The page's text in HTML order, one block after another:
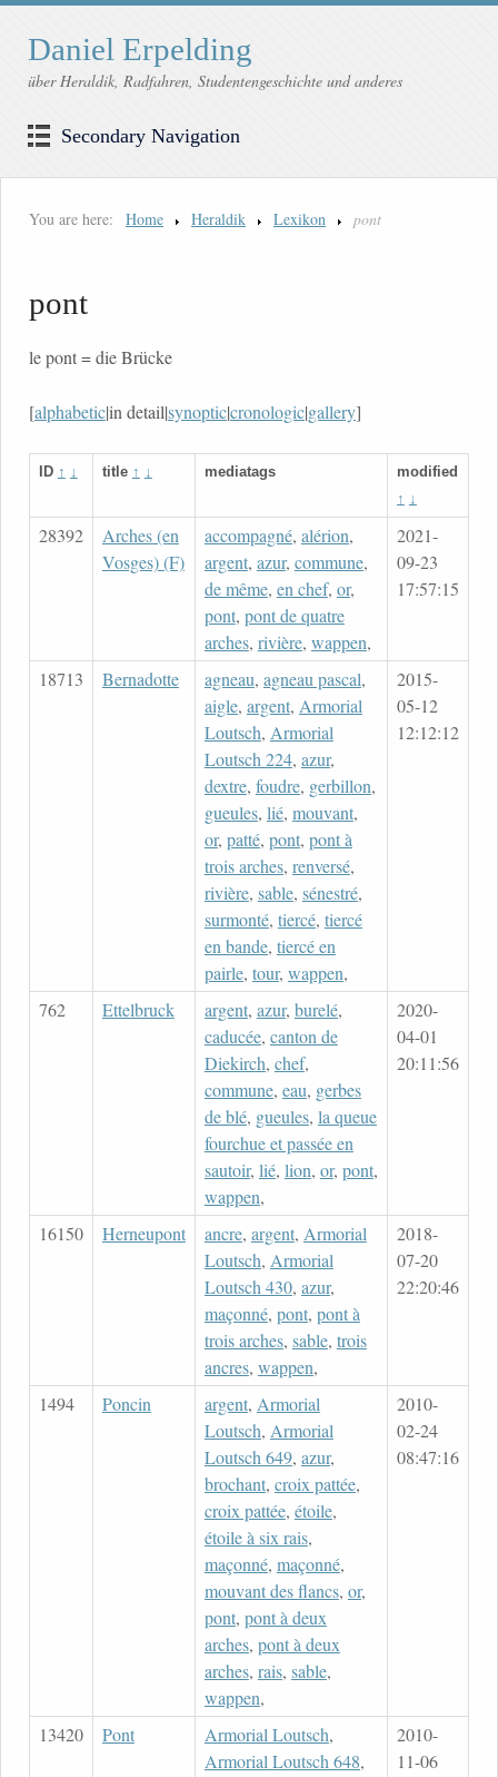
Daniel Erpelding
über Heraldik, Radfahren, Studentengeschichte und anderes
Secondary Navigation
You are here: Home Heraldik Lexikon pont
pont
le pont = die Brücke
[alphabetic|in detail|synoptic|cronologic|gallery]
ID ↑ ↓ title ↑ ↓ mediatags
modified
↑ ↓
28392
Arches (en
Vosges) (F)
accompagné, alérion,
argent, azur, commune,
de même, en chef, or,
pont, pont de quatre
arches, rivière, wappen,
2021-
09-23
17:57:15
18713 Bernadotte agneau, agneau pascal,
aigle, argent, Armorial
Loutsch, Armorial
Loutsch 224, azur,
dextre, foudre, gerbillon,
gueules, lié, mouvant,
or, patté, pont, pont à
trois arches, renversé,
rivière, sable, sénestré,
surmonté, tiercé, tiercé
en bande, tiercé en
pairle, tour, wappen,
2015-
05-12
12:12:12
762 Ettelbruck argent, azur, burelé,
caducée, canton de
Diekirch, chef,
commune, eau, gerbes
de blé, gueules, la queue
fourchue et passée en
sautoir, lié, lion, or, pont,
wappen,
2020-
04-01
20:11:56
16150 Herneupont ancre, argent, Armorial
Loutsch, Armorial
Loutsch 430, azur,
maçonné, pont, pont à
trois arches, sable, trois
ancres, wappen,
2018-
07-20
22:20:46
1494 Poncin argent, Armorial
Loutsch, Armorial
Loutsch 649, azur,
brochant, croix pattée,
croix pattée, étoile,
étoile à six rais,
maçonné, maçonné,
mouvant des flancs, or,
pont, pont à deux
arches, pont à deux
arches, rais, sable,
wappen,
2010-
02-24
08:47:16
13420 Pont Armorial Loutsch,
Armorial Loutsch 648,
2010-
11-06